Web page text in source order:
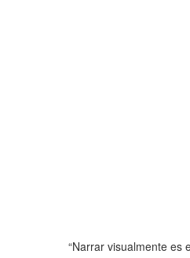
“Narrar visualmente es